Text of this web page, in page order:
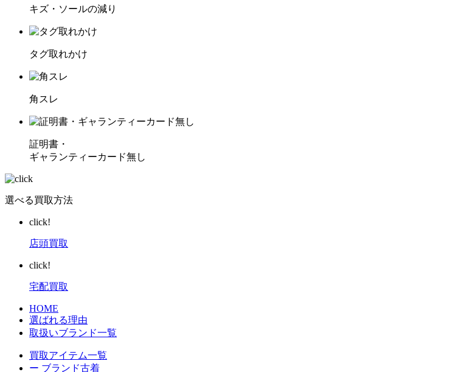
キズ・ソールの減り
タグ取れかけ
角スレ
証明書・
ギャランティーカード無し
選べる買取方法
click!
店頭買取
click!
宅配買取
HOME
選ばれる理由
取扱いブランド一覧
買取アイテム一覧
ー ブランド古着